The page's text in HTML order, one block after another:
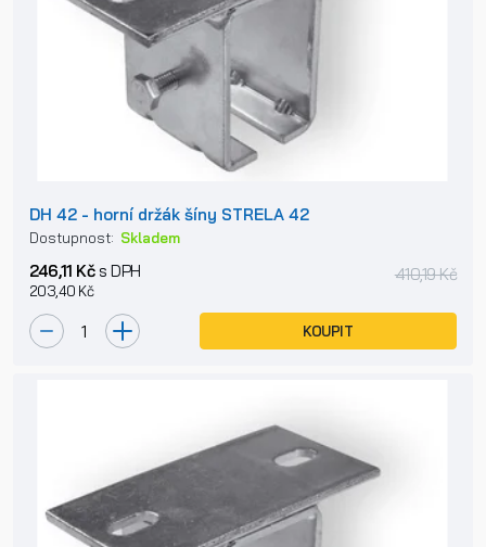
DH 42 - horní držák šíny STRELA 42
Dostupnost: Skladem
246,11 Kčs DPH
203,40 Kč
410,19 Kč
KOUPIT